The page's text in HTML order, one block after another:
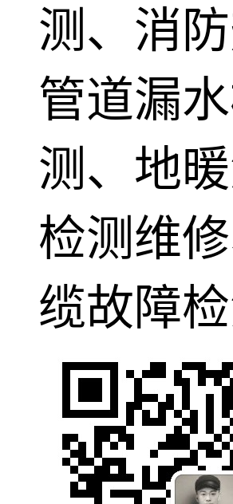
测、消
管道漏
测、地
检测维
缆故障检